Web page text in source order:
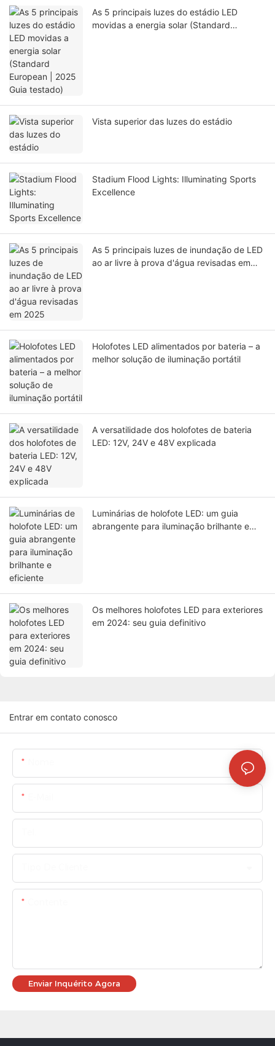
As 5 principais luzes do estádio LED
movidas a energia solar (Standard
Vista superior das luzes do estádio
Stadium Flood Lights: Illuminating Sports
Excellence
As 5 principais luzes de inundação de LED
ao ar livre à prova d'água revisadas em
Holofotes LED alimentados por bateria – a
melhor solução de iluminação portátil
A versatilidade dos holofotes de bateria
LED: 12V, 24V e 48V explicada
Luminárias de holofote LED: um guia
abrangente para iluminação brilhante e
Os melhores holofotes LED para exteriores
em 2024: seu guia definitivo
Entrar em contato conosco
Enviar Inquérito Agora